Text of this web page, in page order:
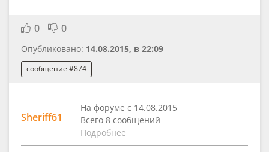
0 0
Опубликовано: 14.08.2015, в 22:09
сообщение #874
Sheriff61
На форуме с 14.08.2015
Всего 8 сообщений
Подробнее